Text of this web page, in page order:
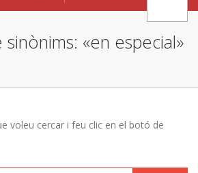
«en especial»
voleu cercar i feu clic en el botó de